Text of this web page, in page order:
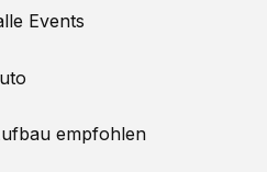
Events
empfohlen